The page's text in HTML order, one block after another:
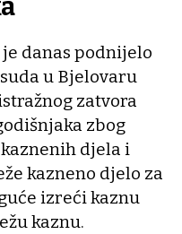
danas podnijelo
u Bjelovaru
zatvora
zbog
djela i
kazneno djelo za
izreći kaznu
kaznu.